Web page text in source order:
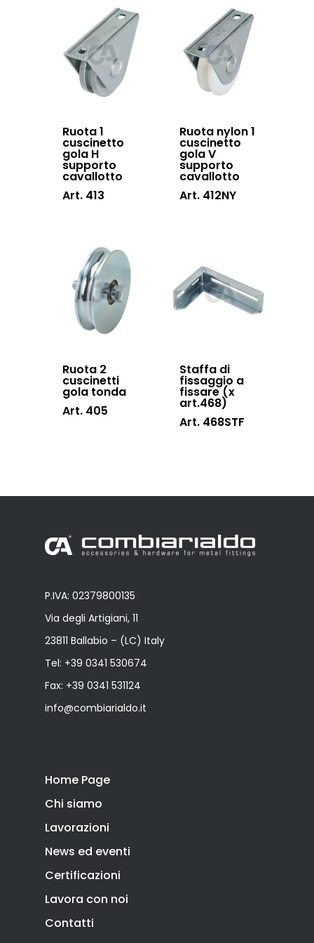
Ruota 1
cuscinetto
gola H
supporto
cavallotto
Art. 413
Ruota nylon 1
cuscinetto
gola V
supporto
cavallotto
Art. 412NY
Ruota 2
cuscinetti
gola tonda
Art. 405
Staffa di
fissaggio a
fissare (x
art.468)
Art. 468STF
P.IVA: 02379800135
Via degli Artigiani, 11
23811 Ballabio – (LC) Italy
Tel: +39 0341 530674
Fax: +39 0341 531124
info@combiarialdo.it
Home Page
Chi siamo
Lavorazioni
News ed eventi
Certificazioni
Lavora con noi
Contatti
scorrevoli
Accessori
sospesi
Swing gates
Sistemi di
Hardware
Inox
Lavora con noi
Contatti